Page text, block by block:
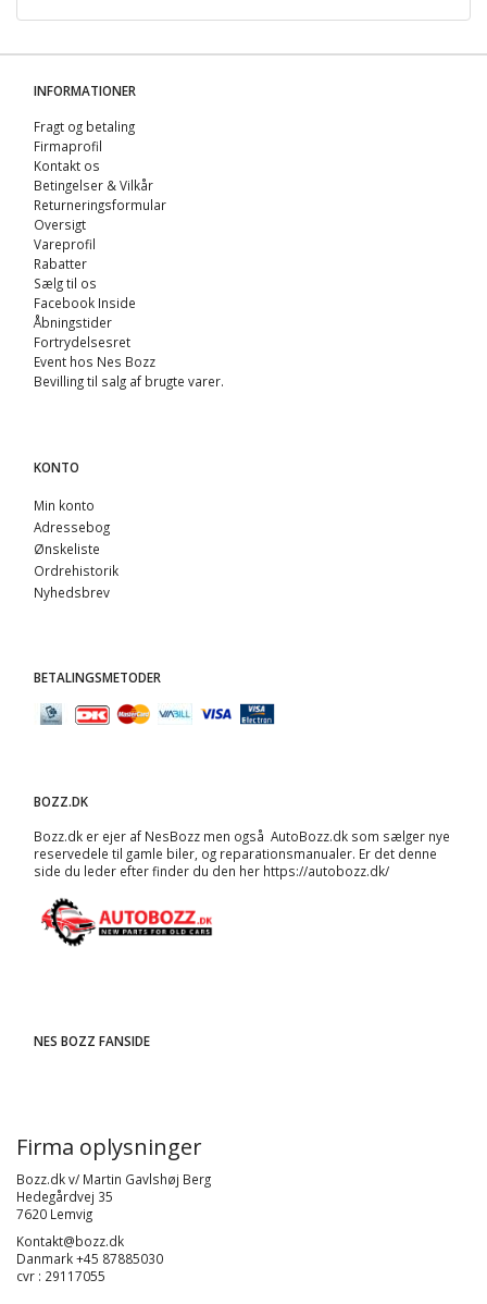
INFORMATIONER
Fragt og betaling
Firmaprofil
Kontakt os
Betingelser & Vilkår
Returneringsformular
Oversigt
Vareprofil
Rabatter
Sælg til os
Facebook Inside
Åbningstider
Fortrydelsesret
Event hos Nes Bozz
Bevilling til salg af brugte varer.
KONTO
Min konto
Adressebog
Ønskeliste
Ordrehistorik
Nyhedsbrev
BETALINGSMETODER
BOZZ.DK
Bozz.dk er ejer af NesBozz men også AutoBozz.dk som sælger nye
reservedele til gamle biler, og reparationsmanualer. Er det denne
side du leder efter finder du den her https://autobozz.dk/
NES BOZZ FANSIDE
Firma oplysninger
Bozz.dk v/ Martin Gavlshøj Berg
Hedegårdvej 35
7620 Lemvig
Kontakt@bozz.dk
Danmark +45 87885030
cvr : 29117055